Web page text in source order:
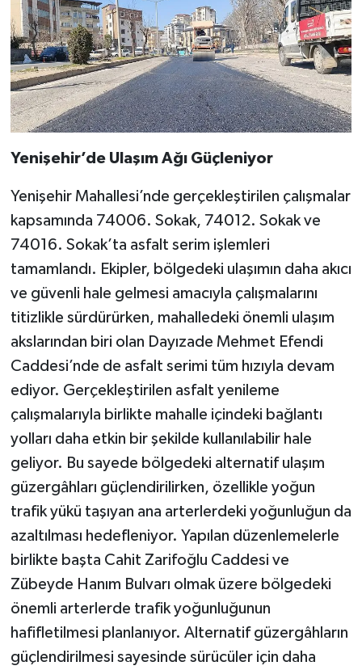
Yenişehir’de Ulaşım Ağı Güçleniyor
Yenişehir Mahallesi’nde gerçekleştirilen çalışmalar
kapsamında 74006. Sokak, 74012. Sokak ve
74016. Sokak’ta asfalt serim işlemleri
tamamlandı. Ekipler, bölgedeki ulaşımın daha akıcı
ve güvenli hale gelmesi amacıyla çalışmalarını
titizlikle sürdürürken, mahalledeki önemli ulaşım
akslarından biri olan Dayızade Mehmet Efendi
Caddesi’nde de asfalt serimi tüm hızıyla devam
ediyor. Gerçekleştirilen asfalt yenileme
çalışmalarıyla birlikte mahalle içindeki bağlantı
yolları daha etkin bir şekilde kullanılabilir hale
geliyor. Bu sayede bölgedeki alternatif ulaşım
güzergâhları güçlendirilirken, özellikle yoğun
trafik yükü taşıyan ana arterlerdeki yoğunluğun da
azaltılması hedefleniyor. Yapılan düzenlemelerle
birlikte başta Cahit Zarifoğlu Caddesi ve
Zübeyde Hanım Bulvarı olmak üzere bölgedeki
önemli arterlerde trafik yoğunluğunun
hafifletilmesi planlanıyor. Alternatif güzergâhların
güçlendirilmesi sayesinde sürücüler için daha